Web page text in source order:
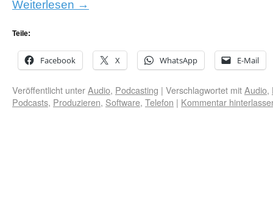
Weiterlesen →
Teile:
Facebook X WhatsApp E-Mail
Veröffentlicht unterAudio, Podcasting | Verschlagwortet mitAudio,
Podcasts, Produzieren, Software, Telefon | Kommentar